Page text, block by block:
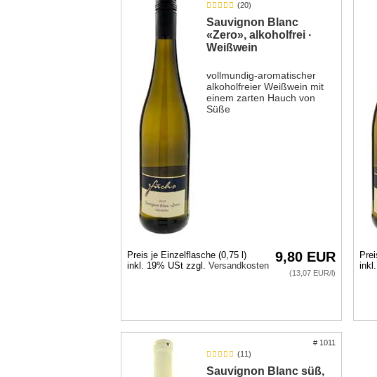
(20)
Sauvignon Blanc
«Zero», alkoholfrei ·
Weißwein
vollmundig-aromatischer
alkoholfreier Weißwein mit
einem zarten Hauch von
Süße
9,80 EUR
(13,07 EUR/l)
Preis je Einzelflasche (0,75 l)
inkl. 19% USt zzgl. Versandkosten
# 1011
(11)
Sauvignon Blanc süß,